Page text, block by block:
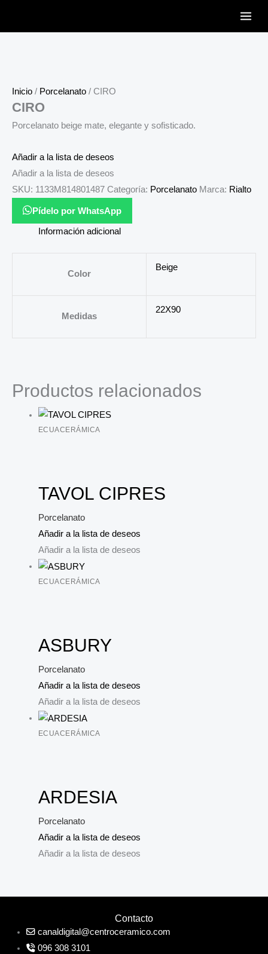
Inicio / Porcelanato / CIRO
CIRO
Porcelanato beige mate, elegante y sofisticado.
Añadir a la lista de deseos
Añadir a la lista de deseos
SKU: 1133M814801487 Categoría: Porcelanato Marca: Rialto
Pídelo por WhatsApp
Información adicional
Color
Beige
Medidas
22X90
Productos relacionados
ECUACERÁMICA
TAVOL CIPRES
Porcelanato
Añadir a la lista de deseos
Añadir a la lista de deseos
ECUACERÁMICA
ASBURY
Porcelanato
Añadir a la lista de deseos
Añadir a la lista de deseos
ECUACERÁMICA
ARDESIA
Porcelanato
Añadir a la lista de deseos
Añadir a la lista de deseos
Contacto
canaldigital@centroceramico.com
096 308 3101